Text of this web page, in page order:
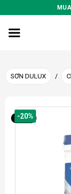
to
content
SƠN DULUX /
-20%